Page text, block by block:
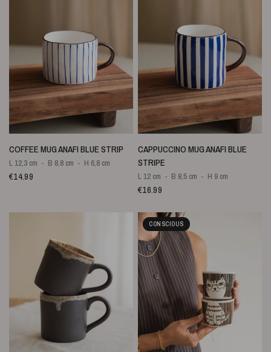
SNELLE WEERGAVE
COFFEE MUG ANAFI BLUE STRIP
L 12,3 cm B 8,8 cm H 6,8 cm
€14.99
SNELLE WEERGAVE
CAPPUCCINO MUG ANAFI BLUE
STRIPE
L 12 cm B 8,5 cm H 9 cm
€16.99
CONSCIOUS